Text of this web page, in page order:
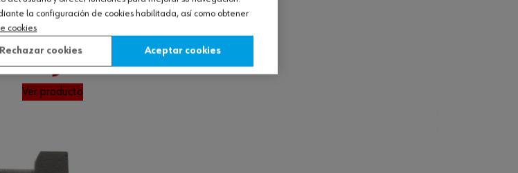
Loading...
Ver producto
la configuración de cookies habilitada, así como obtener
cookies
Rechazar cookies Aceptar cookies